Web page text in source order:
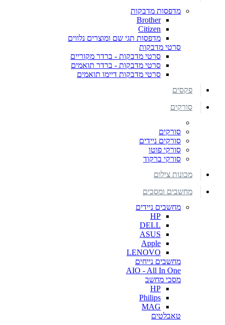
מדפסות מדבקות
Brother
Citizen
מדפסות תגי שם ומוצרים נלווים
סרטי מדבקות
סרטי מדבקות - ברדר מקוריים
סרטי מדבקות - ברדר תואמים
סרטי מדבקות דיימו תואמים
פקסים
סורקים
סורקים
סורקים ניידים
סורקי פוטו
סורקי ברקוד
מכונות צילום
מחשבים ומסכים
מחשבים ניידים
HP
DELL
ASUS
Apple
LENOVO
מחשבים נייחים
AIO - All In One
מסכי מחשב
HP
Philips
MAG
טאבלטים